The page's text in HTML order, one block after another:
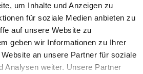
um Inhalte und Anzeigen zu
für soziale Medien anbieten zu
auf unsere Website zu
geben wir Informationen zu Ihrer
an unsere Partner für soziale
Analysen weiter. Unsere Partner
1 Zoll